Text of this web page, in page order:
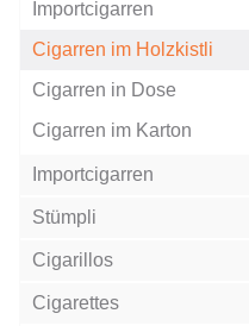
Importcigarren
Cigarren im Holzkistli
Cigarren in Dose
Cigarren im Karton
Importcigarren
Stümpli
Cigarillos
Cigarettes